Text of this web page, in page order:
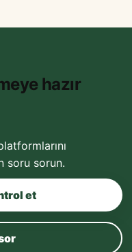
hazır
soru sorun.
et